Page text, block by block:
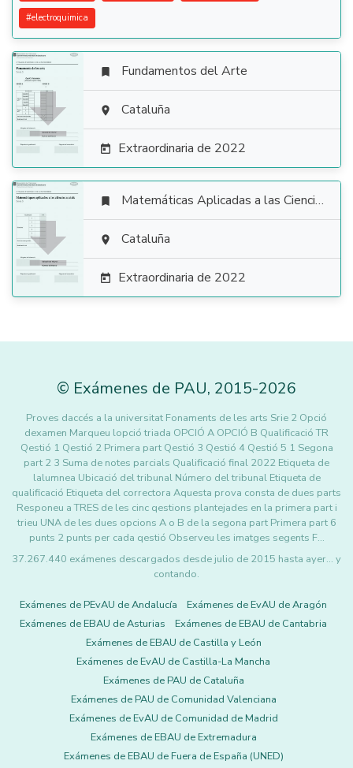
#electroquimica

 Fundamentos del Arte
 Cataluña
 Extraordinaria de 2022

 Matemáticas Aplicadas a las Ciencias Sociales
 Cataluña
 Extraordinaria de 2022
© Exámenes de PAU, 2015-2026
Proves daccés a la universitat Fonaments de les arts Srie 2 Opció
dexamen Marqueu lopció triada OPCIÓ A OPCIÓ B Qualificació TR
Qestió 1 Qestió 2 Primera part Qestió 3 Qestió 4 Qestió 5 1 Segona
part 2 3 Suma de notes parcials Qualificació final 2022 Etiqueta de
lalumnea Ubicació del tribunal Número del tribunal Etiqueta de
qualificació Etiqueta del correctora Aquesta prova consta de dues parts
Responeu a TRES de les cinc qestions plantejades en la primera part i
trieu UNA de les dues opcions A o B de la segona part Primera part 6
punts 2 punts per cada qestió Observeu les imatges segents F…
37.267.440 exámenes descargados desde julio de 2015 hasta ayer... y
contando.
Exámenes de PEvAU de Andalucía
Exámenes de EvAU de Aragón
Exámenes de EBAU de Asturias
Exámenes de EBAU de Cantabria
Exámenes de EBAU de Castilla y León
Exámenes de EvAU de Castilla-La Mancha
Exámenes de PAU de Cataluña
Exámenes de PAU de Comunidad Valenciana
Exámenes de EvAU de Comunidad de Madrid
Exámenes de EBAU de Extremadura
Exámenes de EBAU de Fuera de España (UNED)